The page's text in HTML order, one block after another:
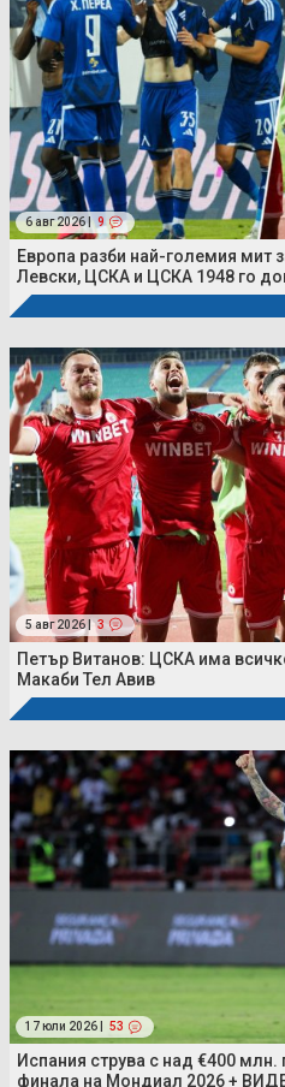
6 авг 2026 | 9
Европа разби най-големия мит
Левски, ЦСКА и ЦСКА 1948 го
5 авг 2026 | 3
Петър Витанов: ЦСКА има
Макаби Тел Авив
17 юли 2026 | 53
Испания струва с над €400
финала на Мондиал 2026 +